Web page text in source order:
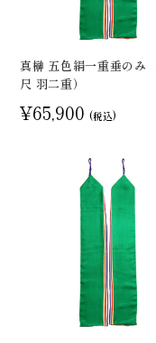
真榊 五色絹一重垂のみ
尺 羽二重）
¥65,900 (税込)